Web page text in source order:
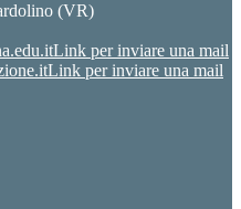
(VR)
Link per inviare una mail
Link per inviare una mail